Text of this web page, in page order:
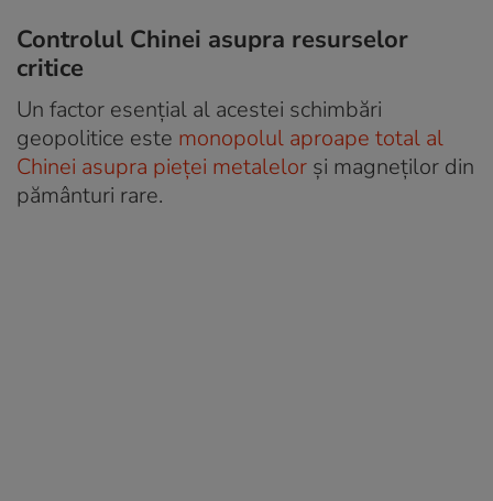
Controlul Chinei asupra resurselor
critice
Un factor esențial al acestei schimbări
geopolitice este monopolul aproape total al
Chinei asupra pieței metalelor și magneților din
pământuri rare.